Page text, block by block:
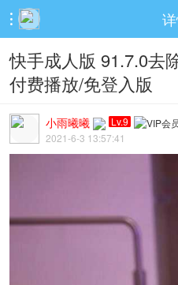

快手成人版 91.7.0去
付费播放/免登入版
小雨曦曦 Lv.9
2021-6-3 13:57:41